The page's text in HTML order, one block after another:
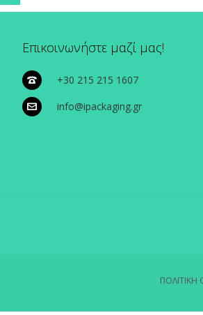
Επικοινωνήστε μαζί μας!
+30 215 215 1607
info@ipackaging.gr
ΠΟΛΙΤΙΚΗ